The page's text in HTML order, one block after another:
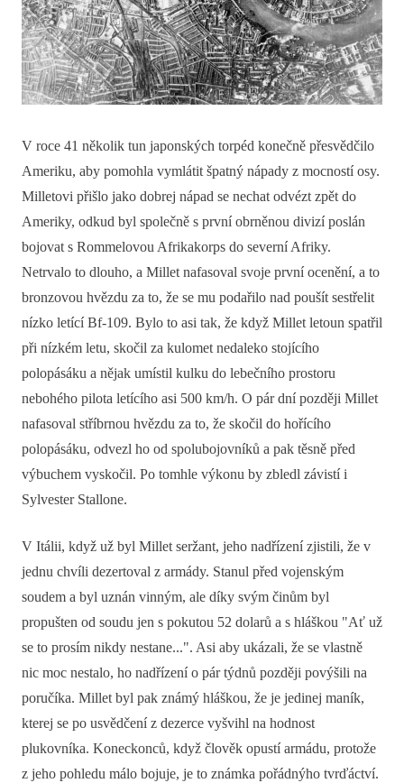
V roce 41 několik tun japonských torpéd konečně přesvědčilo
Ameriku, aby pomohla vymlátit špatný nápady z mocností osy.
Milletovi přišlo jako dobrej nápad se nechat odvézt zpět do
Ameriky, odkud byl společně s první obrněnou divizí poslán
bojovat s Rommelovou Afrikakorps do severní Afriky.
Netrvalo to dlouho, a Millet nafasoval svoje první ocenění, a to
bronzovou hvězdu za to, že se mu podařilo nad poušít sestřelit
nízko letící Bf-109. Bylo to asi tak, že když Millet letoun spatřil
při nízkém letu, skočil za kulomet nedaleko stojícího
polopásáku a nějak umístil kulku do lebečního prostoru
nebohého pilota letícího asi 500 km/h. O pár dní později Millet
nafasoval stříbrnou hvězdu za to, že skočil do hořícího
polopásáku, odvezl ho od spolubojovníků a pak těsně před
výbuchem vyskočil. Po tomhle výkonu by zbledl závistí i
Sylvester Stallone.
V Itálii, když už byl Millet seržant, jeho nadřízení zjistili, že v
jednu chvíli dezertoval z armády. Stanul před vojenským
soudem a byl uznán vinným, ale díky svým činům byl
propušten od soudu jen s pokutou 52 dolarů a s hláškou "Ať už
se to prosím nikdy nestane...". Asi aby ukázali, že se vlastně
nic moc nestalo, ho nadřízení o pár týdnů později povýšili na
poručíka. Millet byl pak známý hláškou, že je jedinej maník,
kterej se po usvědčení z dezerce vyšvihl na hodnost
plukovníka. Koneckonců, když člověk opustí armádu, protože
z jeho pohledu málo bojuje, je to známka pořádnýho tvrďáctví.